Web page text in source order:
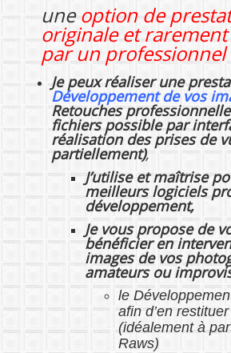
uneoption de
originale et
par un professionnel
Je peux réaliser une
Développement de vos
Retouches
fichiers possible par
réalisation des prises de
partiellement),
J’utilise et maîtrise
meilleurs logiciels
développement,
Je vous propose de
bénéficier en
images de vos
amateurs ou
le
afin d’en
(idéalement à
Raws)